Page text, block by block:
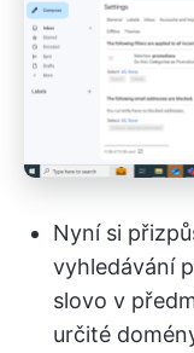
Nyní si
vyhledávání
slovo v
určité